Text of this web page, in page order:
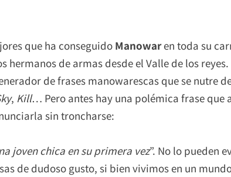
que ha conseguido Manowaren toda su
de armas desde el Valle de los
de frases manowarescas que se nutre
, Kill… Pero antes hay una polémica frase
sin troncharse:
joven chica en su primera vez”. No lo pueden
de dudoso gusto, si bien vivimos en un